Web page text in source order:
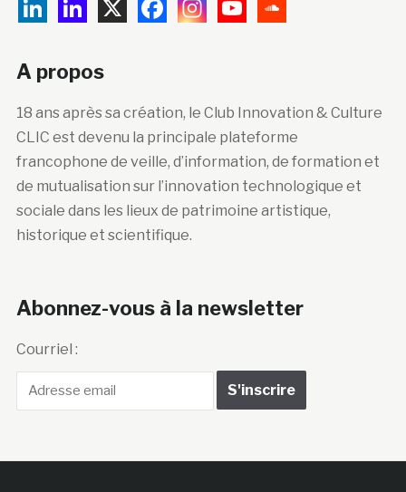
A propos
18 ans après sa création, le Club Innovation & Culture
CLIC est devenu la principale plateforme
francophone de veille, d’information, de formation et
de mutualisation sur l’innovation technologique et
sociale dans les lieux de patrimoine artistique,
historique et scientifique.
Abonnez-vous à la newsletter
Courriel :